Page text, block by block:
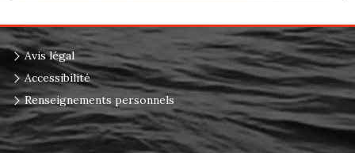
Avis légal
Accessibilité
Renseignements personnels